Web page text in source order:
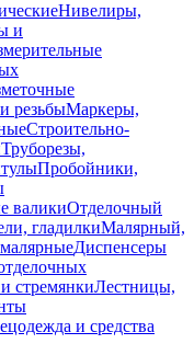
Нивелиры,
и
резьбыМаркеры,
Строительно-
Труборезы,
Пробойники,
валикиОтделочный
гладилкиМалярный,
Диспенсеры
стремянкиЛестницы,
и средства